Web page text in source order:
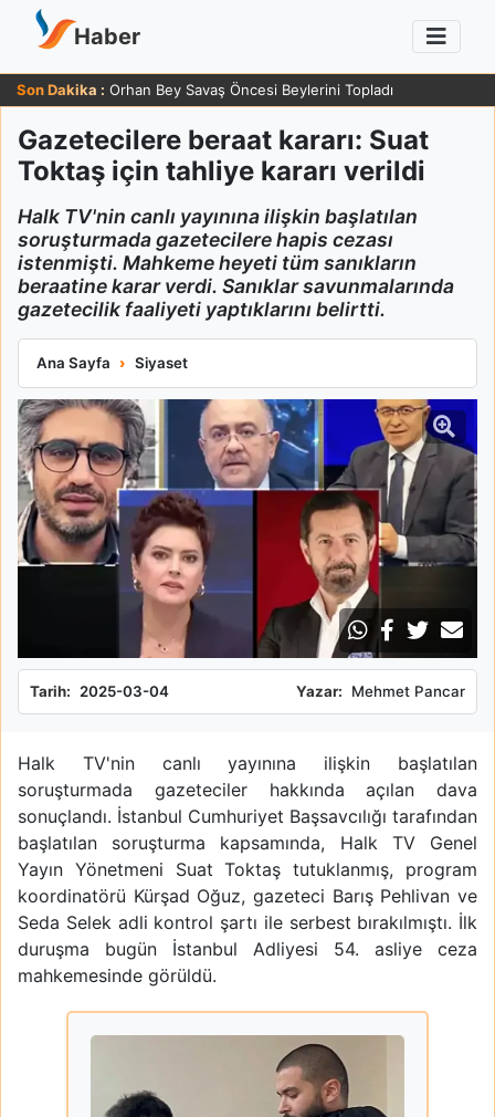
Haber
Son Dakika : Orhan Bey Savaş Öncesi Beylerini Topladı
Gazetecilere beraat kararı: Suat
Toktaş için tahliye kararı verildi
Halk TV'nin canlı yayınına ilişkin başlatılan
soruşturmada gazetecilere hapis cezası
istenmişti. Mahkeme heyeti tüm sanıkların
beraatine karar verdi. Sanıklar savunmalarında
gazetecilik faaliyeti yaptıklarını belirtti.
Ana Sayfa Siyaset
Gazetecilere beraat kararı: Suat Toktaş için tahliye kararı
Tarih: 2025-03-04 Yazar: Mehmet Pancar
Halk TV'nin canlı yayınına ilişkin başlatılan
soruşturmada gazeteciler hakkında açılan dava
sonuçlandı. İstanbul Cumhuriyet Başsavcılığı tarafından
başlatılan soruşturma kapsamında, Halk TV Genel
Yayın Yönetmeni Suat Toktaş tutuklanmış, program
koordinatörü Kürşad Oğuz, gazeteci Barış Pehlivan ve
Seda Selek adli kontrol şartı ile serbest bırakılmıştı. İlk
duruşma bugün İstanbul Adliyesi 54. asliye ceza
mahkemesinde görüldü.